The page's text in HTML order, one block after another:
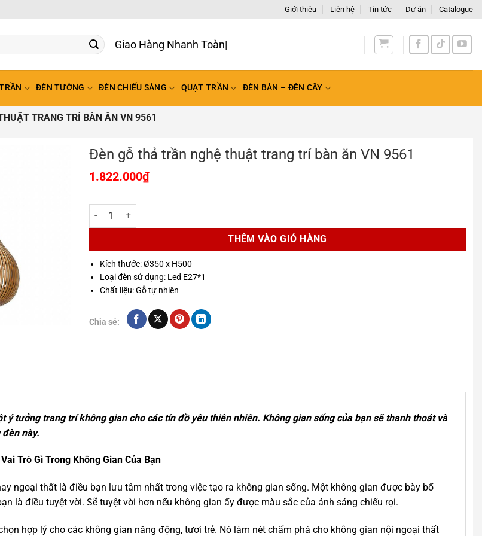
Giới thiệu Liên hệ Tin tức Dự án Catalogue
Giao Hàng Nhanh Toàn Quốc
ĐÈN TƯỜNG ĐÈN CHIẾU SÁNG QUẠT TRẦN ĐÈN BÀN – ĐÈN CÂY
TRANG TRÍ BÀN ĂN VN 9561
Đèn gỗ thả trần nghệ thuật trang trí bàn ăn VN 9561
1.822.000₫
Đèn gỗ thả trần nghệ thuật trang trí bàn ăn VN 9561 số lượng
THÊM VÀO GIỎ HÀNG
Kích thước: Ø350 x H500
Loại đèn sử dụng: Led E27*1
Chất liệu: Gỗ tự nhiên
Chia sẻ:
ý tưởng trang trí không gian cho các tín đồ yêu thiên nhiên. Không gian sống của bạn sẽ thanh thoát và
này.
Trò Gì Trong Không Gian Của Bạn
ngoại thất là điều bạn lưu tâm nhất trong việc tạo ra không gian sống. Một không gian được bày bố
là điều tuyệt vời. Sẽ tuyệt vời hơn nếu không gian ấy được màu sắc của ánh sáng chiếu rọi.
hợp lý cho các không gian năng động, tươi trẻ. Nó làm nét chấm phá cho không gian nội ngoại thất